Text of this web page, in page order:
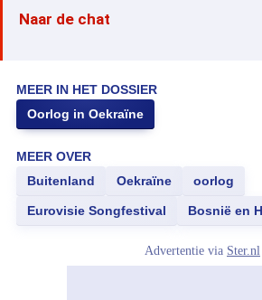
Naar de chat
MEER IN HET DOSSIER
Oorlog in Oekraïne
MEER OVER
Buitenland
Oekraïne oorlog
Eurovisie Songfestival Bosnië en
Advertentie via Ster.nl